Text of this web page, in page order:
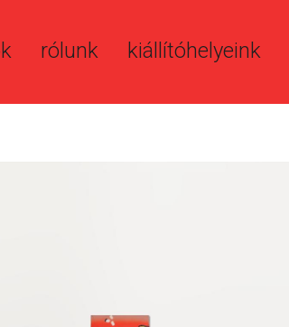
rólunk kiállítóhelyeink